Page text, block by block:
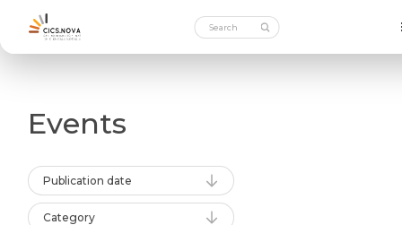
Events
Publication date
Category